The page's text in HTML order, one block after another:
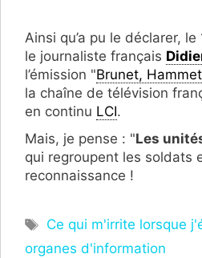
Ainsi qu’a pu le déclarer,
le journaliste français
l’émission "Brunet,
la chaîne de télévision
en continu LCI.
Mais, je pense : "Les
qui regroupent les soldats
reconnaissance !
Étiquettes
Ce qui m'irrite lorsque
organes d'information